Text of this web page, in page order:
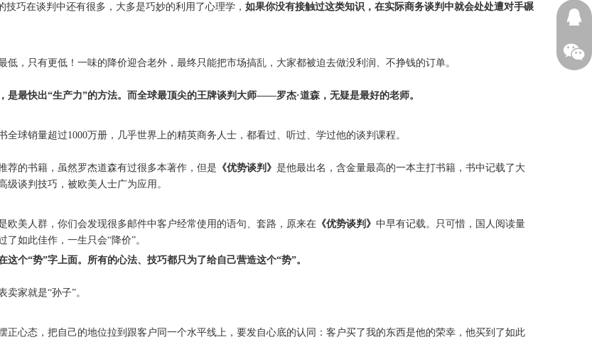
技巧在谈判中还有很多，大多是巧妙的利用了心理学， 如果你没有接触过这类知识，在实际商务谈判中就会处处遭对手碾
低，只有更低！一味的降价迎合老外，最终只能把市场搞乱，大家都被迫去做没利润、不挣钱的订单。
是最快出“生产力”的方法。而全球最顶尖的王牌谈判大师——罗杰·道森，无疑是最好的老师。
全球销量超过1000万册，几乎世界上的精英商务人士，都看过、听过、学过他的谈判课程。
荐的书籍，虽然罗杰道森有过很多本著作，但是 《优势谈判》 是他最出名，含金量最高的一本主打书籍，书中记载了大
级谈判技巧，被欧美人士广为应用。
欧美人群，你们会发现很多邮件中客户经常使用的语句、套路，原来在 《优势谈判》 中早有记载。只可惜，国人阅读量
了如此佳作，一生只会“降价”。
这个“势”字上面。所有的心法、技巧都只为了给自己营造这个“势”。
卖家就是“孙子”。
正心态，把自己的地位拉到跟客户同一个水平线上，要发自心底的认同：客户买了我的东西是他的荣幸，他买到了如此